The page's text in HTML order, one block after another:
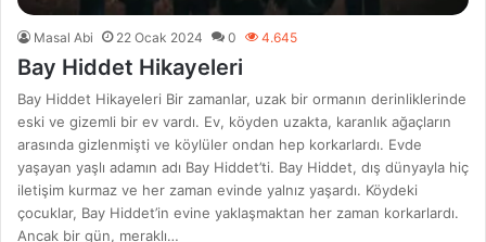
Masal Abi 22 Ocak 2024 0 4.645
Bay Hiddet Hikayeleri
Bay Hiddet Hikayeleri Bir zamanlar, uzak bir ormanın derinliklerinde
eski ve gizemli bir ev vardı. Ev, köyden uzakta, karanlık ağaçların
arasında gizlenmişti ve köylüler ondan hep korkarlardı. Evde
yaşayan yaşlı adamın adı Bay Hiddet’ti. Bay Hiddet, dış dünyayla hiç
iletişim kurmaz ve her zaman evinde yalnız yaşardı. Köydeki
çocuklar, Bay Hiddet’in evine yaklaşmaktan her zaman korkarlardı.
Ancak bir gün, meraklı…